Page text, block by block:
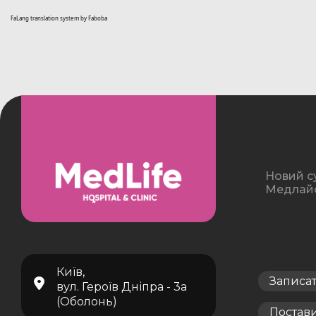
FaLang translation system by Faboba
Київ,
вул. Героїв Дніпра - 3а
(Оболонь)
Новий